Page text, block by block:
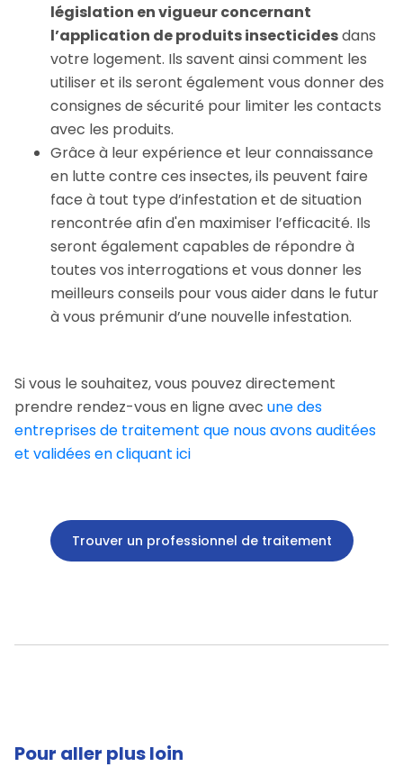
législation en vigueur concernant
l’application de produits insecticidesdans
votre logement. Ils savent ainsi comment les
utiliser et ils seront également vous donner des
consignes de sécurité pour limiter les contacts
avec les produits.
Grâce à leur expérience et leur connaissance
en lutte contre ces insectes, ils peuvent faire
face à tout type d’infestation et de situation
rencontrée afin d'en maximiser l’efficacité. Ils
seront également capables de répondre à
toutes vos interrogations et vous donner les
meilleurs conseils pour vous aider dans le futur
à vous prémunir d’une nouvelle infestation.
Si vous le souhaitez, vous pouvez directement
prendre rendez-vous en ligne avec une des
entreprises de traitement que nous avons auditées
et validées en cliquant ici
Trouver un professionnel de traitement
Pour aller plus loin